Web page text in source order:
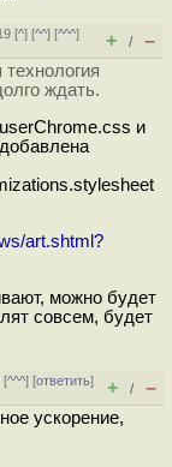
[^] [^^] [^^^]
+ / –
ждать.
и
art.shtml?
можно будет
совсем, будет
[^^^] [ответить]
+ / –
ускорение,